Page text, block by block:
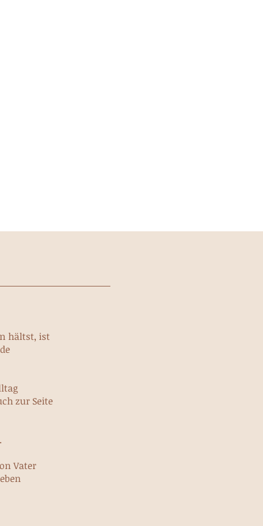
hältst, ist
zur Seite
Vater